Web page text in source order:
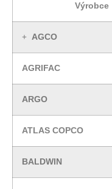
Výrobce
AGCO
AGRIFAC
ARGO
ATLAS COPCO
BALDWIN